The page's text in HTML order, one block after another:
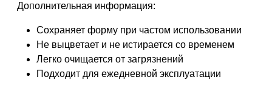
Дополнительная информация:
Сохраняет форму при частом использовании
Не выцветает и не истирается со временем
Легко очищается от загрязнений
Подходит для ежедневной эксплуатации